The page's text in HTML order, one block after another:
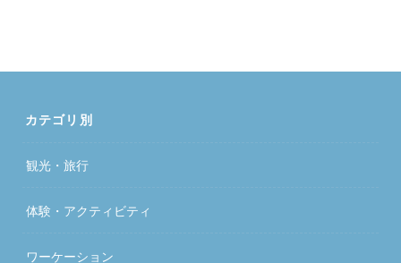
カテゴリ別
観光・旅行
体験・アクティビティ
ワーケーション